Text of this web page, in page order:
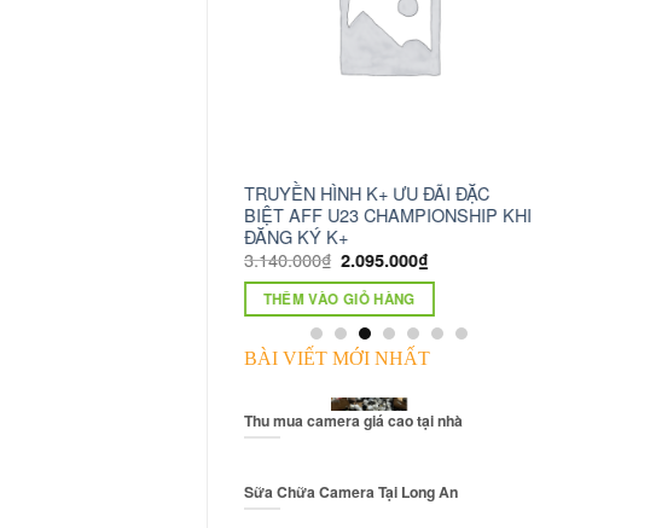
BIỆT AFF U23 CHAMPIONSHIP KHI
camera wifi xoay 360 c6n
1.230.000₫ 750.000₫
THÊM VÀO GIỎ HÀNG
BÀI VIẾT MỚI NHẤT
Thu mua camera giá cao tại nhà
Sữa Chữa Camera Tại Long An